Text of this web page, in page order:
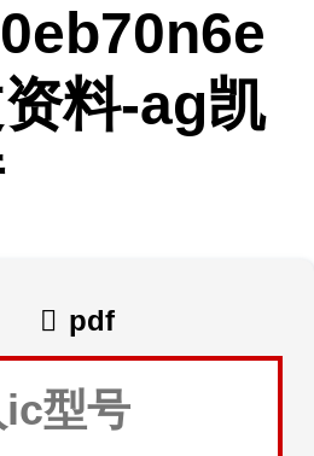
料-ag凯
pdf